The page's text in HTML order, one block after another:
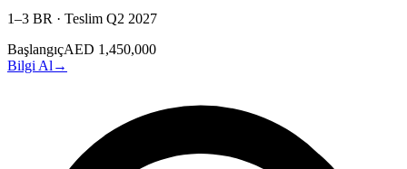
1–3 BR · Teslim Q2 2027
BaşlangıçAED 1,450,000
Bilgi Al →